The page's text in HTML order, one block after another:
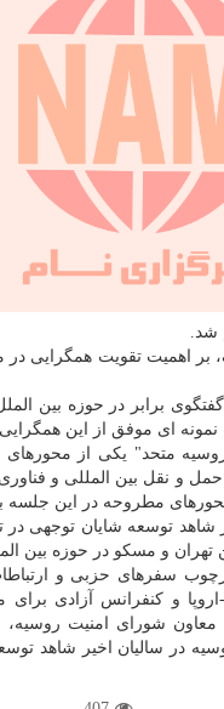
شد.
بر اهمیت تقویت همگرایی در
برابر در حوزه بین
ای موفق از این همگرایی
متحد" یکی از
و نقل بین المللی و
مطروحه در این جلسه
توسعه شایان توجهی در
تهران و مسکو در حوزه بین
سفرهای حزبی و
و کنفرانس آزادی
شورای امنیت روسیه،
در سالیان اخیر شاهد